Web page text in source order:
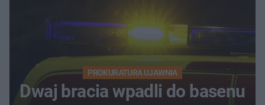
PROKURATURA UJAWNIA
Dwaj bracia wpadli do basenu